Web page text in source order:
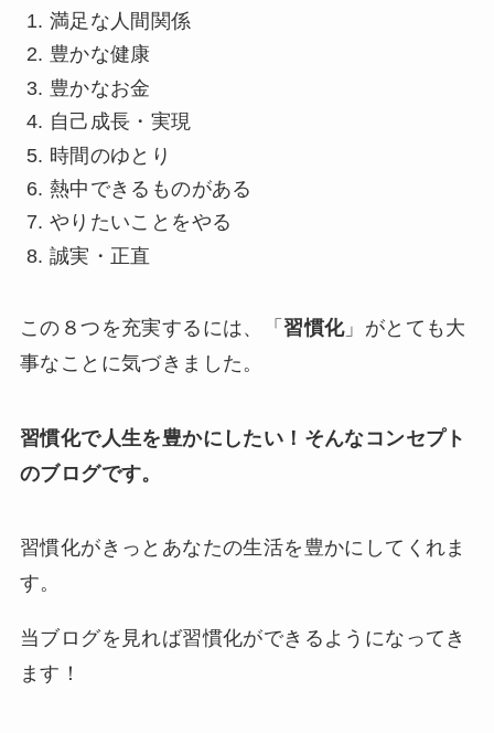
満足な人間関係
豊かな健康
豊かなお金
自己成長・実現
時間のゆとり
熱中できるものがある
やりたいことをやる
誠実・正直
この８つを充実するには、「習慣化」がとても大
事なことに気づきました。
習慣化で人生を豊かにしたい！そんなコンセプト
のブログです。
習慣化がきっとあなたの生活を豊かにしてくれま
す。
当ブログを見れば習慣化ができるようになってき
ます！